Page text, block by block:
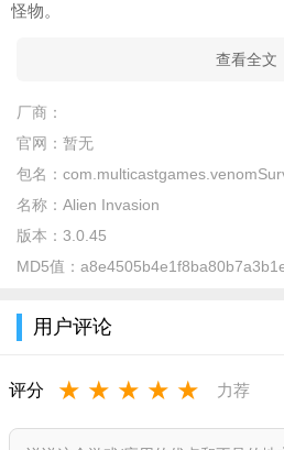
怪物。
查看全文
厂商：
官网： 暂无
包名：
名称： Alien Invasion
版本： 3.0.45
MD5值：
用户评论
评分 ★ ★ ★ ★ ★ 力荐